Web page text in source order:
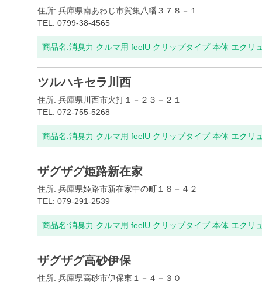
住所: 兵庫県南あわじ市賀集八幡３７８－１
TEL: 0799-38-4565
商品名:消臭力 クルマ用 feelU クリップタイプ 本体 エクリ
ツルハキセラ川西
住所: 兵庫県川西市火打１－２３－２１
TEL: 072-755-5268
商品名:消臭力 クルマ用 feelU クリップタイプ 本体 エクリ
ザグザグ姫路新在家
住所: 兵庫県姫路市新在家中の町１８－４２
TEL: 079-291-2539
商品名:消臭力 クルマ用 feelU クリップタイプ 本体 エクリ
ザグザグ高砂伊保
住所: 兵庫県高砂市伊保東１－４－３０